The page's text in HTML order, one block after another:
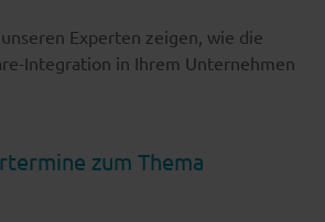
Experten zeigen, wie die
Integration in Ihrem Unternehmen
zum Thema